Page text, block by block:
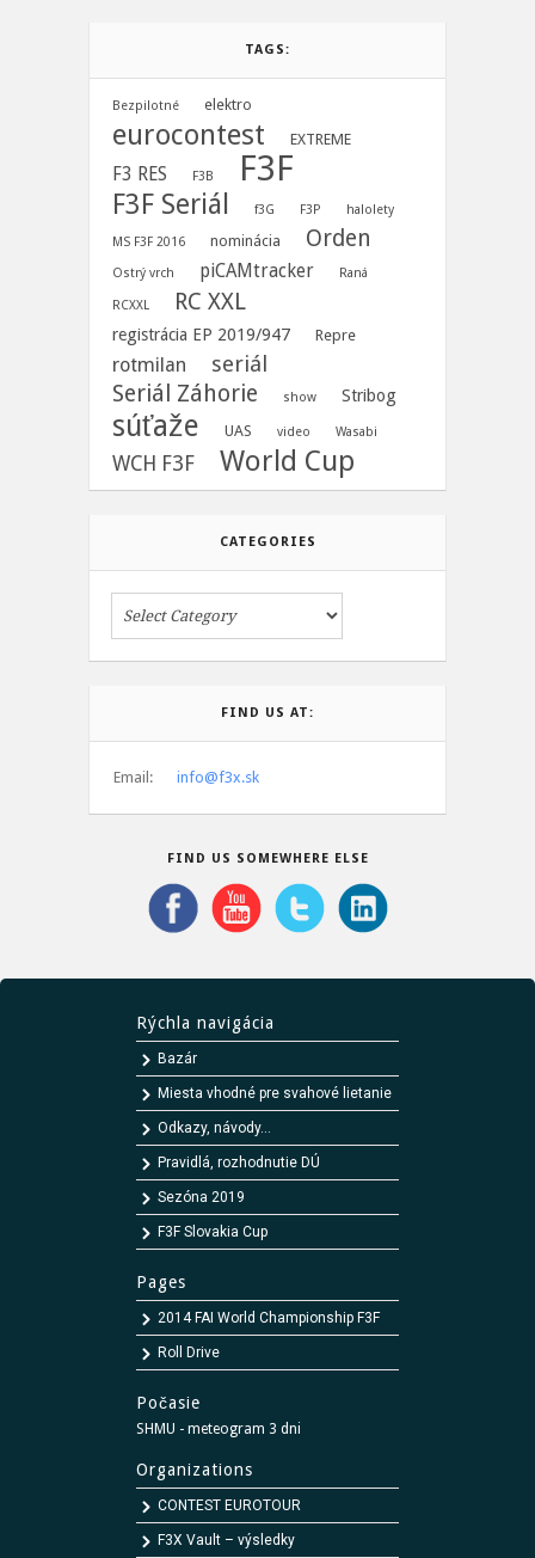
TAGS:
Bezpilotné elektro
eurocontest EXTREME
F3 RES F3B F3F
F3F Seriál f3G F3P halolety
MS F3F 2016 nominácia Orden
Ostrý vrch piCAMtracker Raná
RCXXL RC XXL
registrácia EP 2019/947 Repre
rotmilan seriál
Seriál Záhorie show Stribog
súťaže UAS video Wasabi
WCH F3F World Cup
CATEGORIES
FIND US AT:
Email: info@f3x.sk
FIND US SOMEWHERE ELSE
Rýchla navigácia
Bazár
Miesta vhodné pre svahové lietanie
Odkazy, návody...
Pravidlá, rozhodnutie DÚ
Sezóna 2019
F3F Slovakia Cup
Pages
2014 FAI World Championship F3F
Roll Drive
Počasie
SHMU - meteogram 3 dni
Organizations
CONTEST EUROTOUR
F3X Vault – výsledky